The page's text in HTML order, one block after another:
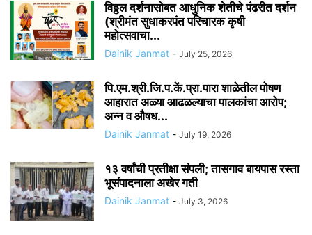
विठ्ठल दर्शनासोबत आधुनिक शेतीचे पंढरीत दर्शन
(श्रीमंत सुधाकरपंत परिचारक कृषी
महोत्सवाचा...
Dainik Janmat - July 25, 2026
पि.एम.श्री.जि.प.कें.प्रा.पारा शाळेतील पोषण
आहारात अळ्या आढळल्याचा पालकांचा आरोप;
अन्न व औषध...
Dainik Janmat - July 19, 2026
१३ वर्षांची प्रतीक्षा संपली; तासगाव बायपास रस्ता
भूसंपादनाला अखेर गती
Dainik Janmat - July 3, 2026